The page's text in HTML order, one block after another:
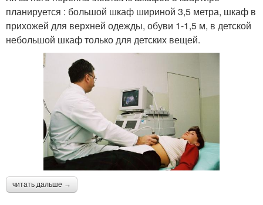
планируется : большой шкаф шириной 3,5 метра, шкаф в
прихожей для верхней одежды, обуви 1-1,5 м, в детской
небольшой шкаф только для детских вещей.
читать дальше →